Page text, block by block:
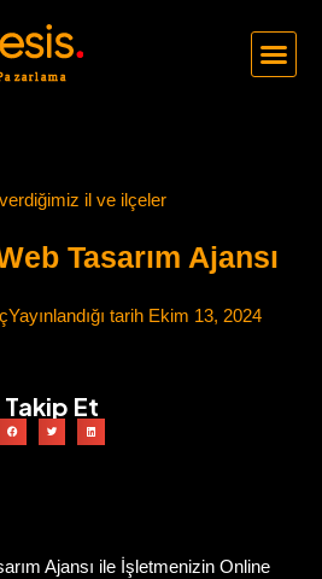
il ve ilçeler
Tasarım Ajansı
Yayınlandığı tarihEkim 13, 2024
Takip Et
Ajansı ile İşletmenizin Online